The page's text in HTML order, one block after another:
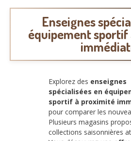
Enseignes
équipement
Explorez des enseignes
spécialisées en
sportif à proximité
pour comparer les
Plusieurs magasins
collections saisonnières